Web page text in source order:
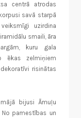
centrā atrodas
savā starpā
uzirdina
smaili, āra
kuru gala
ēkas zelmiņiem
risinātas
bijusi Āmuļu
pamestības un